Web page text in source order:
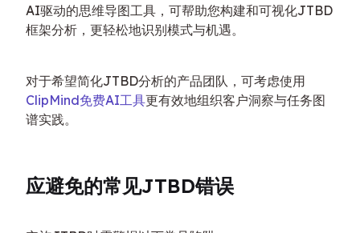
AI驱动的思维导图工具，可帮助您构建和可视化JTBD
框架分析，更轻松地识别模式与机遇。
对于希望简化JTBD分析的产品团队，可考虑使用
ClipMind免费AI工具更有效地组织客户洞察与任务图
谱实践。
应避免的常见JTBD错误